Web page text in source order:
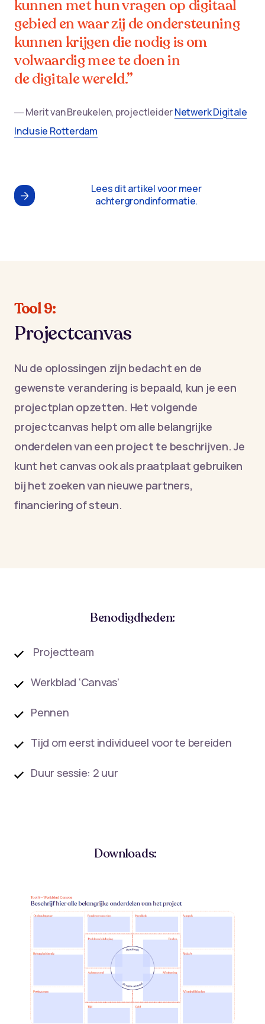
kunnen met hun vragen op digitaal
gebied en waar zij de ondersteuning
kunnen krijgen die nodig is om
volwaardig mee te doen in
de digitale wereld.”
― Merit van Breukelen, projectleiderNetwerk Digitale
Inclusie Rotterdam
Lees dit artikel voor meer
achtergrondinformatie.
Tool 9:
Projectcanvas
Nu de oplossingen zijn bedacht en de
gewenste verandering is bepaald, kun je een
projectplan opzetten. Het volgende
projectcanvas helpt om alle belangrijke
onderdelen van een project te beschrijven. Je
kunt het canvas ook als praatplaat gebruiken
bij het zoeken van nieuwe partners,
financiering of steun.
Benodigdheden:
Projectteam
Werkblad ‘Canvas’
Pennen
Tijd om eerst individueel voor te bereiden
Duur sessie: 2 uur
Downloads: